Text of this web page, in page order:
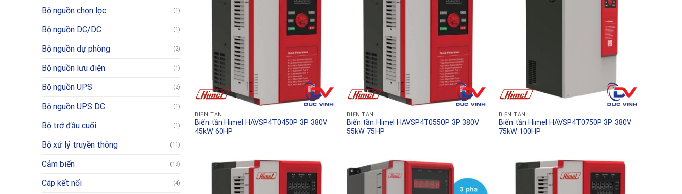
Bộ nguồn chọn lọc (1)
Bộ nguồn DC/DC (1)
Bộ nguồn dự phòng (2)
Bộ nguồn lưu điện (1)
Bộ nguồn UPS (2)
Bộ nguồn UPS DC (1)
Bộ trở đầu cuối (1)
Bộ xử lý truyền thông (11)
Cảm biến (19)
Cáp kết nối (4)
BIẾN TẦN
Biến tần Himel HAVSP4T0450P 3P 380V
45kW 60HP
BIẾN TẦN
Biến tần Himel HAVSP4T0550P 3P 380V
55kW 75HP
BIẾN TẦN
Biến tần Himel HAVSP4T0750P 3P 380V
75kW 100HP